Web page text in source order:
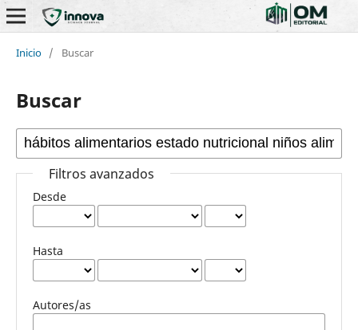
Inicio / Buscar
Buscar
Filtros avanzados
Desde
Hasta
Autores/as